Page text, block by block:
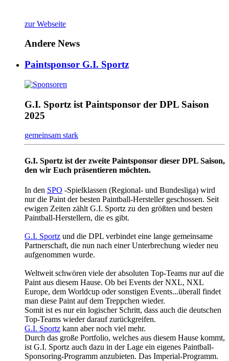
zur Webseite
Andere News
Paintsponsor G.I. Sportz
G.I. Sportz ist Paintsponsor der DPL Saison
2025
gemeinsam stark
G.I. Sportz ist der zweite Paintsponsor dieser DPL Saison,
den wir Euch präsentieren möchten.
In den SPO -Spielklassen (Regional- und Bundesliga) wird
nur die Paint der besten Paintball-Hersteller geschossen. Seit
ewigen Zeiten zählt G.I. Sportz zu den größten und besten
Paintball-Herstellern, die es gibt.
G.I. Sportz und die DPL verbindet eine lange gemeinsame
Partnerschaft, die nun nach einer Unterbrechung wieder neu
aufgenommen wurde.
Weltweit schwören viele der absoluten Top-Teams nur auf die
Paint aus diesem Hause. Ob bei Events der NXL, NXL
Europe, dem Worldcup oder sonstigen Events...überall findet
man diese Paint auf dem Treppchen wieder.
Somit ist es nur ein logischer Schritt, dass auch die deutschen
Top-Teams wieder darauf zurückgreifen.
G.I. Sportz kann aber noch viel mehr.
Durch das große Portfolio, welches aus diesem Hause kommt,
ist G.I. Sportz auch dazu in der Lage ein eigenes Paintball-
Sponsoring-Programm anzubieten. Das Imperial-Programm.